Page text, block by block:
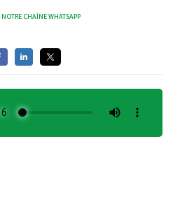
CHAÎNE WHATSAPP